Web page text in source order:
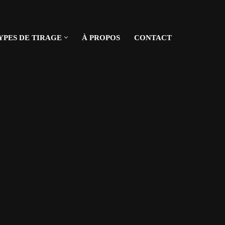
DE TIRAGE À PROPOS CONTACT